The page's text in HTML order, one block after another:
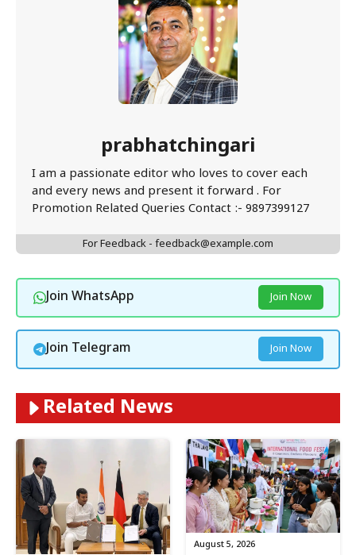
prabhatchingari
I am a passionate editor who loves to cover each
and every news and present it forward . For
Promotion Related Queries Contact :- 9897399127
For Feedback - feedback@example.com
Join WhatsApp Join Now
Join Telegram Join Now
Related News
August 5, 2026